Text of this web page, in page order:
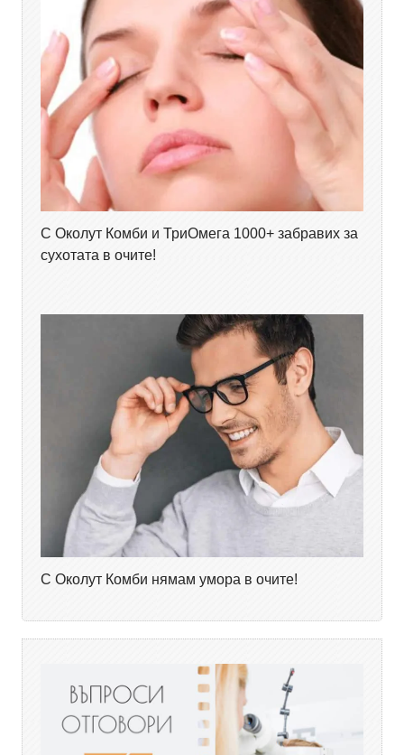
С Околут Комби и ТриОмега 1000+ забравих за
сухотата в очите!
С Околут Комби нямам умора в очите!